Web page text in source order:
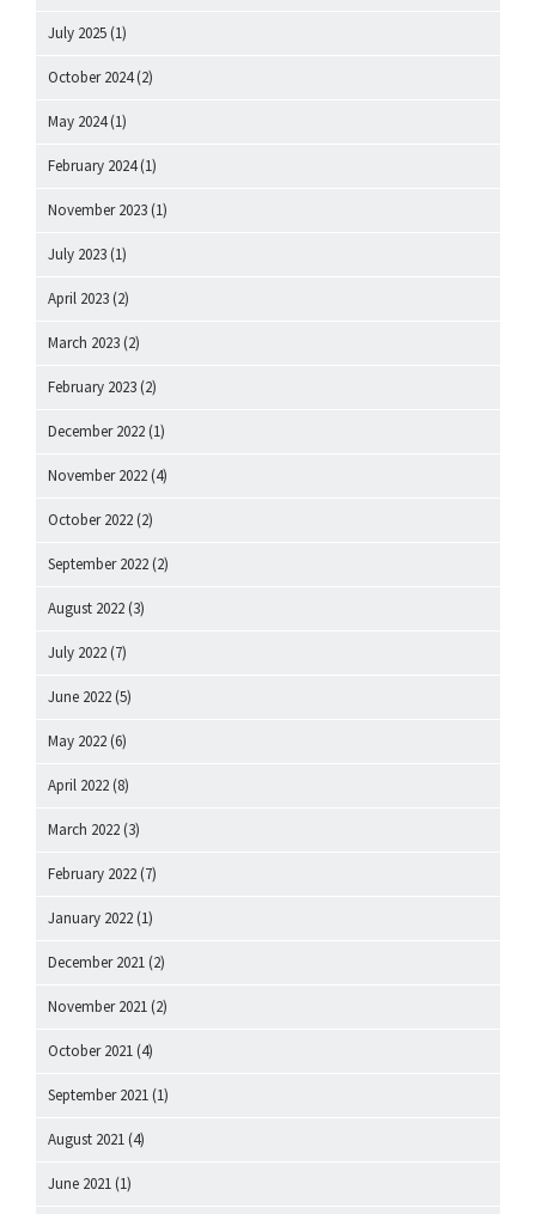
July 2025 (1)
October 2024(2)
May 2024(1)
February 2024(1)
November 2023 (1)
July 2023 (1)
April 2023 (2)
March 2023 (2)
February 2023 (2)
December 2022 (1)
November 2022 (4)
October 2022 (2)
September 2022 (2)
August 2022 (3)
July 2022 (7)
June 2022 (5)
May 2022 (6)
April 2022 (8)
March 2022 (3)
February 2022 (7)
January 2022 (1)
December 2021 (2)
November 2021 (2)
October 2021 (4)
September 2021 (1)
August 2021 (4)
June 2021 (1)